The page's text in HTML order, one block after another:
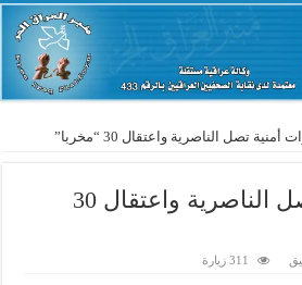
أمنية تصل الناصرية واعتقال 30 “مخربا”
تعزيزات أمنية تصل الناصرية واعتقال 30
311 زيارة